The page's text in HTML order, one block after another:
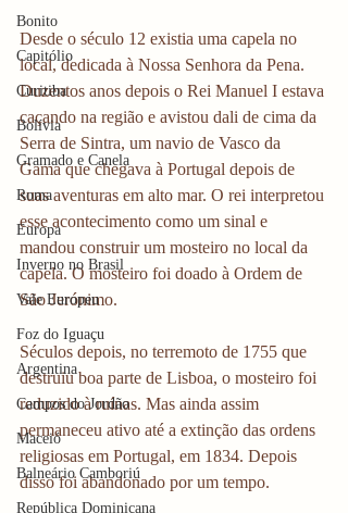
Bonito
Capitólio
Curitiba
Bolívia
Gramado e Canela
Roma
Europa
Inverno no Brasil
Vale Europeu
Foz do Iguaçu
Argentina
Campos do Jordão
Maceió
Balneário Camboriú
República Dominicana
Desde o século 12 existia uma capela no
local, dedicada à Nossa Senhora da Pena.
Duzentos anos depois o Rei Manuel I estava
caçando na região e avistou dali de cima da
Serra de Sintra, um navio de Vasco da
Gama que chegava à Portugal depois de
suas aventuras em alto mar. O rei interpretou
esse acontecimento como um sinal e
mandou construir um mosteiro no local da
capela. O mosteiro foi doado à Ordem de
São Jerónimo.
Séculos depois, no terremoto de 1755 que
destruiu boa parte de Lisboa, o mosteiro foi
reduzido à ruínas. Mas ainda assim
permaneceu ativo até a extinção das ordens
religiosas em Portugal, em 1834. Depois
disso foi abandonado por um tempo.